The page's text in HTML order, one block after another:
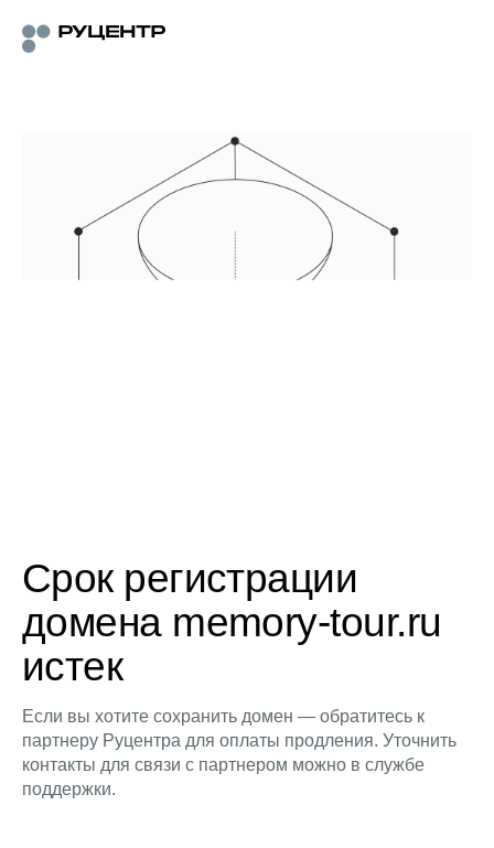
Срок регистрации
домена memory-tour.ru
истек
Если вы хотите сохранить домен — обратитесь к
партнеру Руцентра для оплаты продления. Уточнить
контакты для связи с партнером можно в службе
поддержки.